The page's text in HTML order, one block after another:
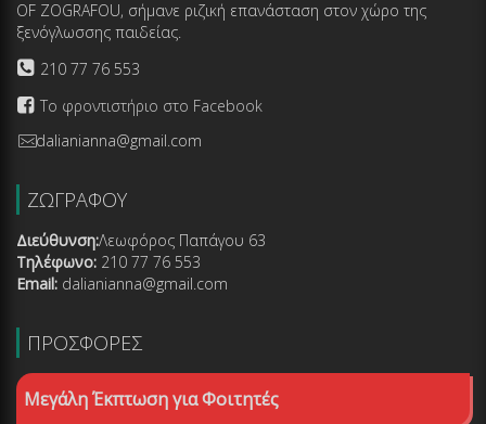
OF ZOGRAFOU, σήμανε ριζική επανάσταση στον χώρο της
ξενόγλωσσης παιδείας.
210 77 76 553
Το φροντιστήριο στο Facebook
dalianianna@gmail.com
ΖΩΓΡΑΦΟΥ
Διεύθυνση:Λεωφόρος Παπάγου 63
Τηλέφωνο: 210 77 76 553
Email: dalianianna@gmail.com
ΠΡΟΣΦΟΡΕΣ
Μεγάλη Έκπτωση για Φοιτητές